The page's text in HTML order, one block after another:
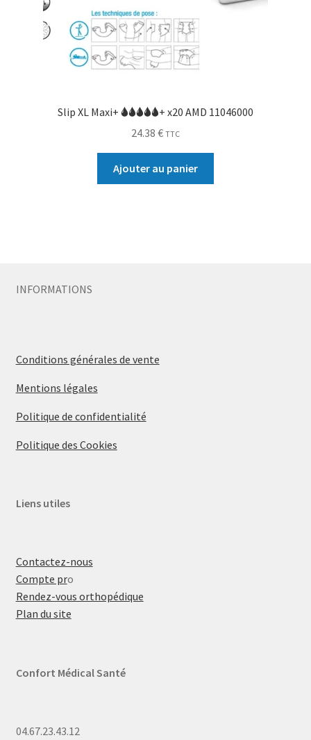
Slip XL Maxi+ 🌢🌢🌢🌢🌢+ x20 AMD 11046000
24.38 € TTC
Ajouter au panier
INFORMATIONS
Conditions générales de vente
Mentions légales
Politique de confidentialité
Politique des Cookies
Liens utiles
Contactez-nous
Compte pro
Rendez-vous orthopédique
Plan du site
Confort Médical Santé
04.67.23.43.12